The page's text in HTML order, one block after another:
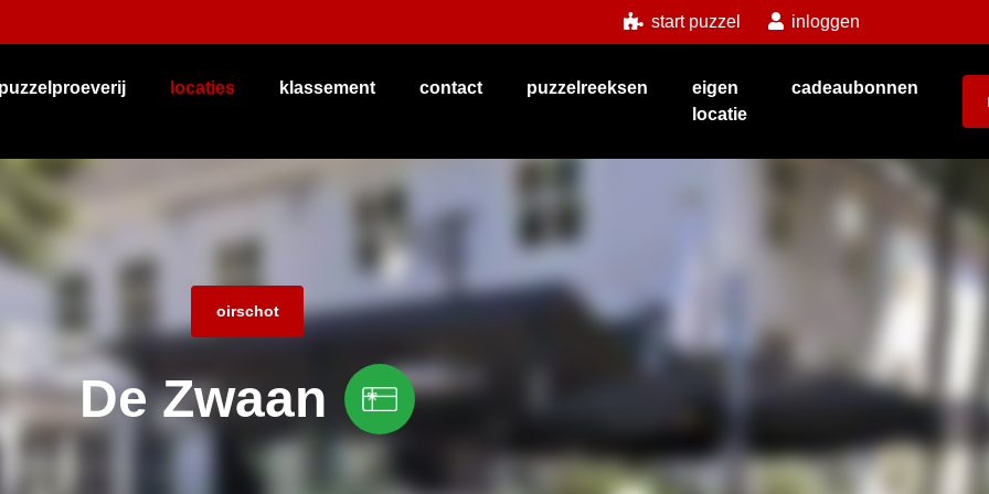
start puzzel inloggen
locaties klassement contact puzzelreeksen
eigen
locatie
cadeaubonnen
oirschot
De Zwaan